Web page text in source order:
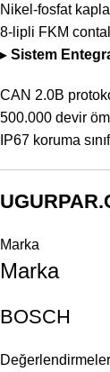
Nikel-fosfat
8-lipli FKM
▸ Sistem
CAN 2.0B
500.000 devir
IP67 koruma
Marka
Marka
BOSCH